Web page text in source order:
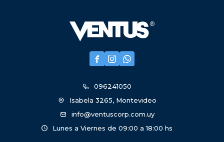
  
096241050
Isabela 3265, Montevideo
info@ventuscorp.com.uy
Lunes a Viernes de 09:00 a 18:00 hs